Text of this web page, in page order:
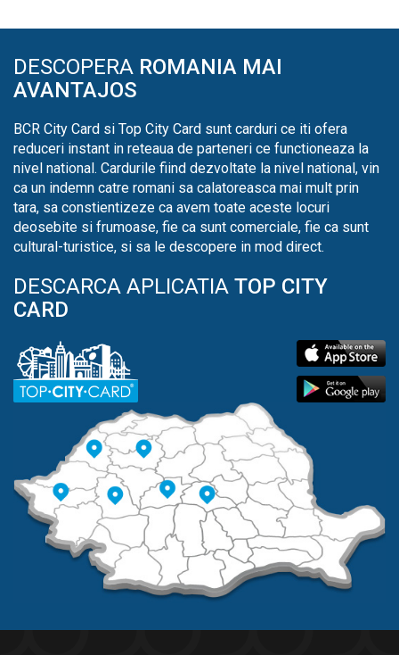
DESCOPERA ROMANIA MAI
AVANTAJOS
BCR City Card si Top City Card sunt carduri ce iti ofera
reduceri instant in reteaua de parteneri ce functioneaza la
nivel national. Cardurile fiind dezvoltate la nivel national, vin
ca un indemn catre romani sa calatoreasca mai mult prin
tara, sa constientizeze ca avem toate aceste locuri
deosebite si frumoase, fie ca sunt comerciale, fie ca sunt
cultural-turistice, si sa le descopere in mod direct.
DESCARCA APLICATIA TOP CITY
CARD